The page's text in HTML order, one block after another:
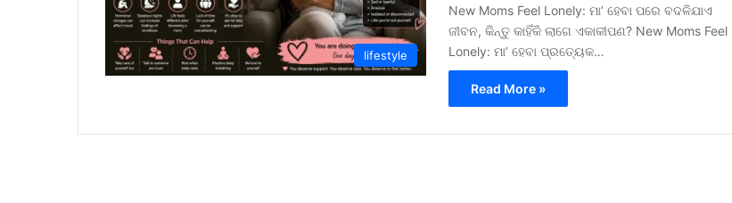
lifestyle
New Moms Feel Lonely: ମା’ ହେବା ପରେ ବଦଳିଯାଏ
ଜୀବନ, କିନ୍ତୁ କାହିଁକି ଲାଗେ ଏକାକୀପଣ? New Moms Feel
Lonely: ମା’ ହେବା ପ୍ରତ୍ୟେକ…
Read More »